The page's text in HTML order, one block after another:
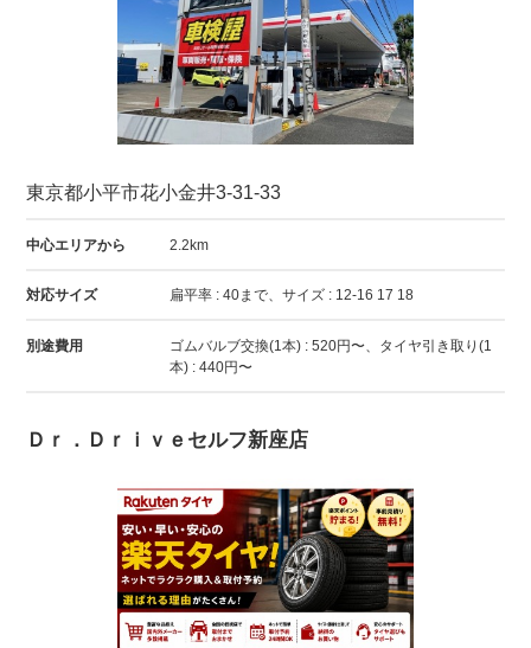
東京都小平市花小金井3-31-33
中心エリアから 2.2km
対応サイズ 扁平率 : 40まで、サイズ : 12-16 17 18
別途費用
ゴムバルブ交換(1本) : 520円〜、タイヤ引き取り(1
本) : 440円〜
Ｄｒ．Ｄｒｉｖｅセルフ新座店